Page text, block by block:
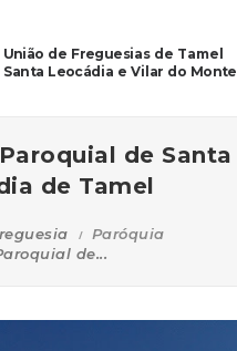
União de Freguesias de Tamel
Santa Leocádia e Vilar do Monte
de Santa
de Tamel
Paróquia
de...